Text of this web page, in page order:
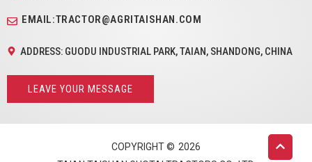
EMAIL:TRACTOR@AGRITAISHAN.COM
ADDRESS: GUODU INDUSTRIAL PARK, TAIAN, SHANDONG, CHINA
LEAVE YOUR MESSAGE
COPYRIGHT © 2026